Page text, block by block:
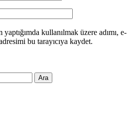
kullanılmak üzere adımı, e-
bu tarayıcıya kaydet.